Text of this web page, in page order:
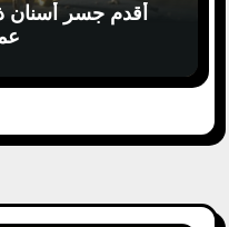
أقدم جسر أسنان
عمرها